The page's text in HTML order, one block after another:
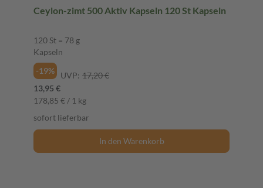
Ceylon-zimt 500 Aktiv Kapseln 120 St Kapseln
120 St = 78 g
Kapseln
-19%
UVP: 17,20 €
13,95 €
178,85 € / 1 kg
sofort lieferbar
In den Warenkorb